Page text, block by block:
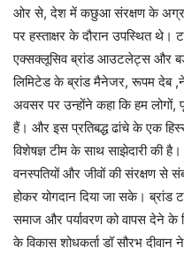
ओर से, देश में कछुआ संरक्षण के
पर हस्ताक्षर के दौरान उपस्थित
एक्सक्लूसिव ब्रांड आउटलेट्स और बड़े
लिमिटेड के ब्रांड मैनेजर, रूपम देब
अवसर पर उन्होंने कहा कि हम लोगों,
हैं। और इस प्रतिबद्ध ढांचे के एक
विशेषज्ञ टीम के साथ साझेदारी
वनस्पतियों और जीवों की संरक्षण से
होकर योगदान दिया जा सके।
समाज और पर्यावरण को वापस देने
के विकास शोधकर्ता डॉ सौरभ